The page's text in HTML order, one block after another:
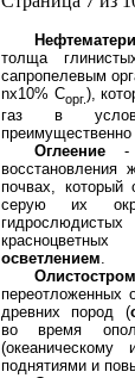
толща
сапропелевым
nx10% Сорг.),
газ в
преимущественно
Оглеение -
восстановления
почвах, который
серую их
осветлением
Олистоc
переотложенных
древних пород (
во время
поднятиями и